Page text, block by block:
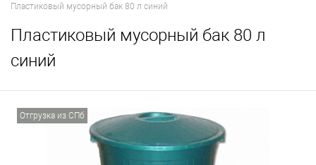
Пластиковый мусорный бак 80 л синий
Пластиковый мусорный бак 80 л
синий
Отгрузка из СПб